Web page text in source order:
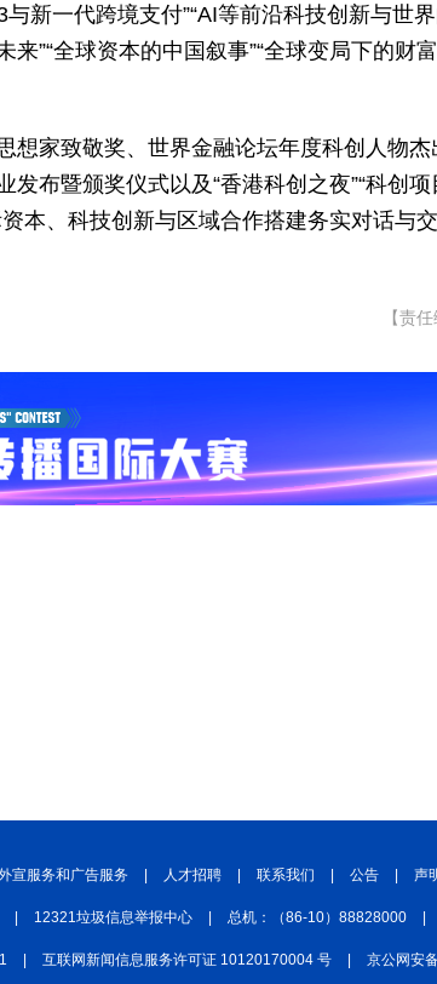
新一代跨境支付”“AI等前沿科技创新与世
”“全球资本的中国叙事”“全球变局下的财
想家致敬奖、世界金融论坛年度科创人物杰
布暨颁奖仪式以及“香港科创之夜”“科创项
本、科技创新与区域合作搭建务实对话与
【责
宣服务和广告服务 人才招聘 联系我们 公告 声
12321垃圾信息举报中心 总机：（86-10）88828000
互联网新闻信息服务许可证 10120170004 号 京公网安